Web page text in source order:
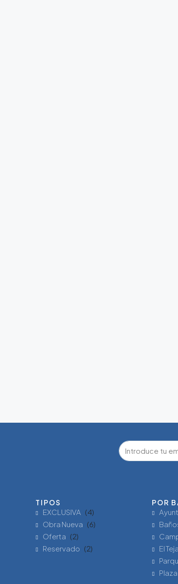
TIPOS
EXCLUSIVA (4)
Obra Nueva (6)
Oferta (2)
Reservado (2)
POR
El